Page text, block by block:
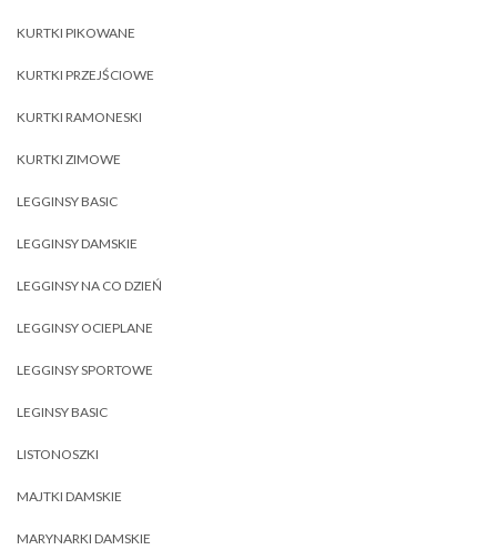
KURTKI PIKOWANE
KURTKI PRZEJŚCIOWE
KURTKI RAMONESKI
KURTKI ZIMOWE
LEGGINSY BASIC
LEGGINSY DAMSKIE
LEGGINSY NA CO DZIEŃ
LEGGINSY OCIEPLANE
LEGGINSY SPORTOWE
LEGINSY BASIC
LISTONOSZKI
MAJTKI DAMSKIE
MARYNARKI DAMSKIE